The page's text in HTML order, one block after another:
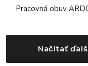
Pracovná obuv
Načítať